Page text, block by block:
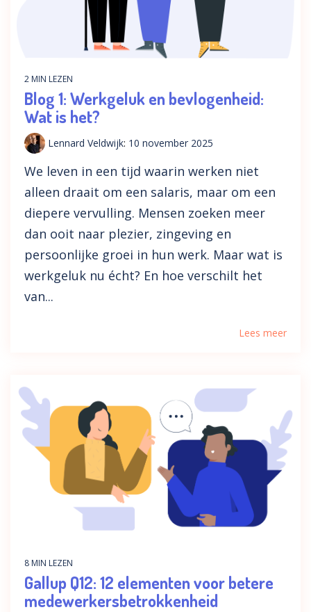
2 MIN LEZEN
Blog 1: Werkgeluk en bevlogenheid:
Wat is het?
Lennard Veldwijk: 10 november 2025
We leven in een tijd waarin werken niet
alleen draait om een salaris, maar om een
diepere vervulling. Mensen zoeken meer
dan ooit naar plezier, zingeving en
persoonlijke groei in hun werk. Maar wat is
werkgeluk nu écht? En hoe verschilt het
van...
Lees meer
8 MIN LEZEN
Gallup Q12: 12 elementen voor betere
medewerkersbetrokkenheid